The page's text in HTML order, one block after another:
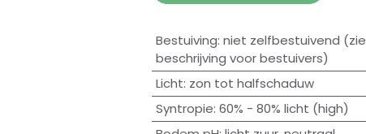
Bestuiving: niet zelfbestuivend (zie
beschrijving voor bestuivers)
Licht: zon tot halfschaduw
Syntropie: 60% - 80% licht (high)